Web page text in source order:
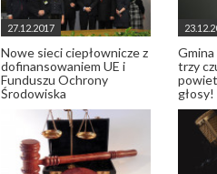
27.12.2017
Nowe sieci ciepłownicze z
dofinansowaniem UE i
Funduszu Ochrony
Środowiska
Gmina
trzy
głosy!